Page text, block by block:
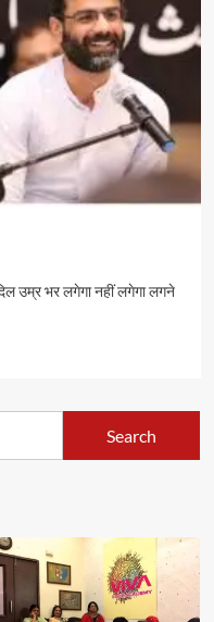
उम्र भर लगेगा नहीं लगेगा लगने